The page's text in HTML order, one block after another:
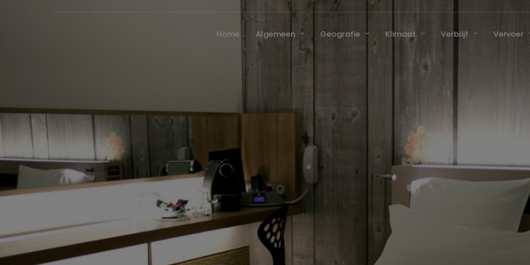
Home Algemeen Geografie Klimaat Verblijf Vervoer